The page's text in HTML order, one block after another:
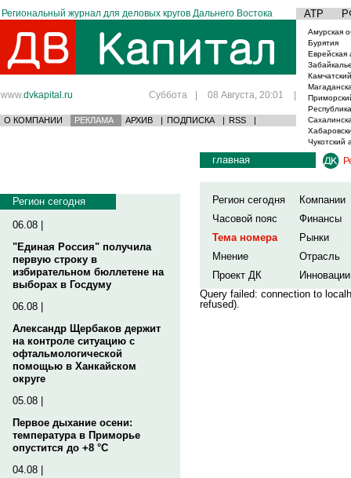
Региональный журнал для деловых кругов Дальнего Востока АТР
www.dvkapital.ru Суббота | 08 Августа, 20:01 |
О КОМПАНИИ РЕКЛАМА АРХИВ | ПОДПИСКА | RSS |
Амурская
Бурятия
Еврейская
Чукотский
Регион сегодня
06.08 |
"Единая Россия" получила
первую строку в
избирательном бюллетене на
выборах в Госдуму
06.08 |
Александр Щербаков держит
на контроле ситуацию с
офтальмологической
помощью в Ханкайском
округе
05.08 |
Первое дыхание осени:
температура в Приморье
опустится до +8 °C
04.08 |
главная
Регион сегодня
Компании
Часовой пояс
Финансы
Тема номера
Рынки
Мнение
Отрасль
Проект ДК
Инновации
Query failed: connection to
refused).